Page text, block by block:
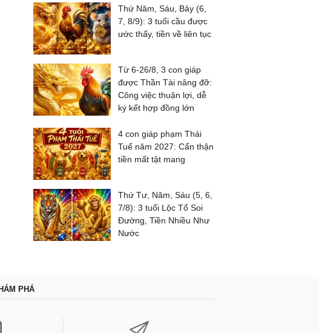
Thứ Năm, Sáu, Bảy (6,
7, 8/9): 3 tuổi cầu được
ước thấy, tiền về liên tục
Từ 6-26/8, 3 con giáp
được Thần Tài nâng đỡ:
Công việc thuận lợi, dễ
ký kết hợp đồng lớn
4 con giáp phạm Thái
Tuế năm 2027: Cẩn thận
tiền mất tật mang
Thứ Tư, Năm, Sáu (5, 6,
7/8): 3 tuổi Lộc Tổ Soi
Đường, Tiền Nhiều Như
Nước
PHÁ